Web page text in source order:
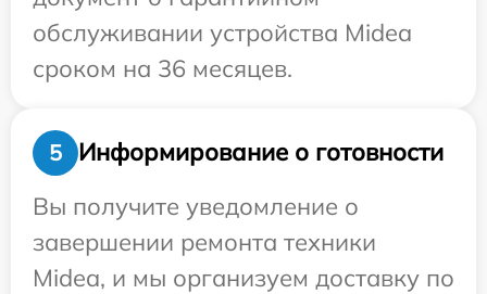
обслуживании устройства Midea
сроком на 36 месяцев.
5
Информирование о готовности
Вы получите уведомление о
завершении ремонта техники
Midea, и мы организуем доставку по